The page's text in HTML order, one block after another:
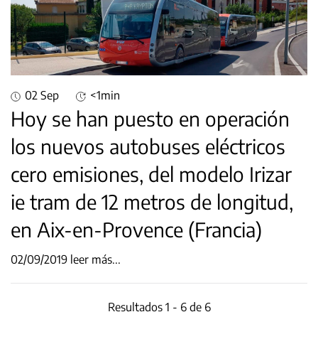
02 Sep <1min
Hoy se han puesto en operación
los nuevos autobuses eléctricos
cero emisiones, del modelo Irizar
ie tram de 12 metros de longitud,
en Aix-en-Provence (Francia)
02/09/2019 leer más...
Resultados 1 - 6 de 6